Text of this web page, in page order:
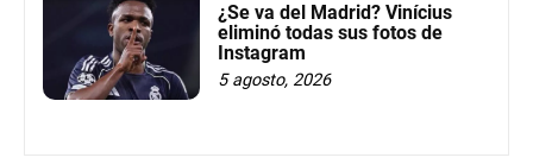
¿Se va del Madrid? Vinícius
eliminó todas sus fotos de
Instagram
5 agosto, 2026